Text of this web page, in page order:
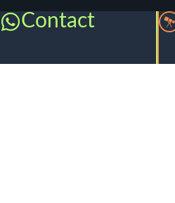
Contact